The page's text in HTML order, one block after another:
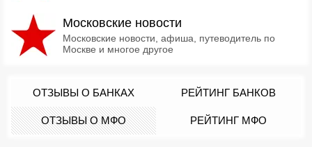
Московские новости
Московские новости, афиша, путеводитель по
Москве и многое другое
ОТЗЫВЫ О БАНКАХ РЕЙТИНГ БАНКОВ
ОТЗЫВЫ О МФО РЕЙТИНГ МФО